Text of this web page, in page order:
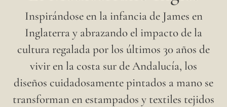
Inspirándose en la infancia de James en
Inglaterra y abrazando el impacto de la
cultura regalada por los últimos 30 años de
vivir en la costa sur de Andalucía, los
diseños cuidadosamente pintados a mano se
transforman en estampados y textiles tejidos